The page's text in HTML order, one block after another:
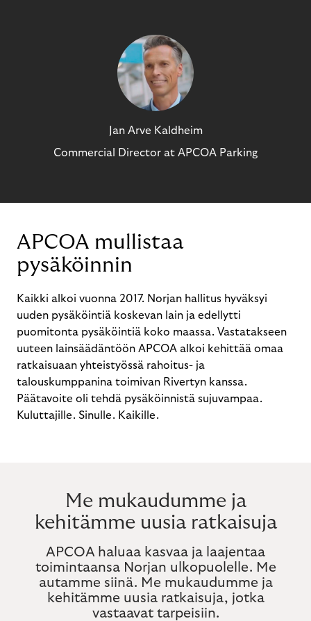
Jan Arve Kaldheim
Commercial Director at APCOA Parking
APCOA mullistaa
pysäköinnin
Kaikki alkoi vuonna 2017. Norjan hallitus hyväksyi
uuden pysäköintiä koskevan lain ja edellytti
puomitonta pysäköintiä koko maassa. Vastatakseen
uuteen lainsäädäntöön APCOA alkoi kehittää omaa
ratkaisuaan yhteistyössä rahoitus- ja
talouskumppanina toimivan Rivertyn kanssa.
Päätavoite oli tehdä pysäköinnistä sujuvampaa.
Kuluttajille. Sinulle. Kaikille.
Me mukaudumme ja
kehitämme uusia ratkaisuja
APCOA haluaa kasvaa ja laajentaa
toimintaansa Norjan ulkopuolelle. Me
autamme siinä. Me mukaudumme ja
kehitämme uusia ratkaisuja, jotka
vastaavat tarpeisiin.